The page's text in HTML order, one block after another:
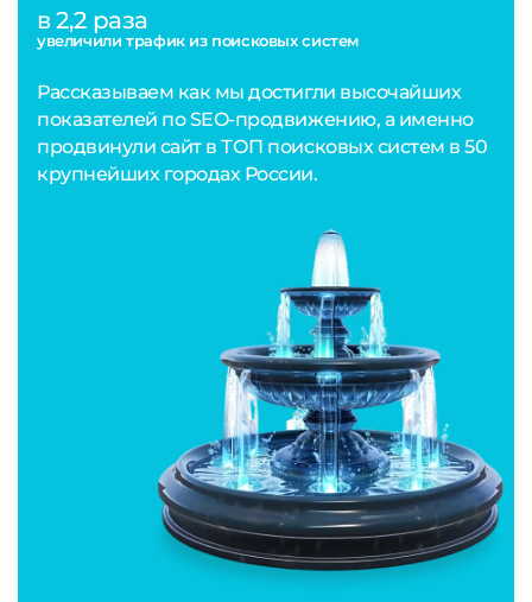
в 2,2 раза
увеличили трафик из поисковых систем
Рассказываем как мы достигли высочайших
показателей по SEO-продвижению, а именно
продвинули сайт в ТОП поисковых систем в 50
крупнейших городах России.